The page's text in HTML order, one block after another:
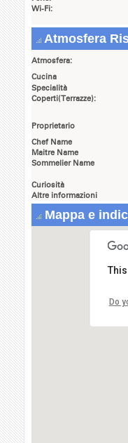
Wi-Fi:
Atmosfera
Atmosfera:
Cucina
Specialità
Coperti(Terrazze):
Proprietario
Chef Name
Maitre Name
Sommelier Name
Curiosità
Altre informazioni
Mappa e
Do